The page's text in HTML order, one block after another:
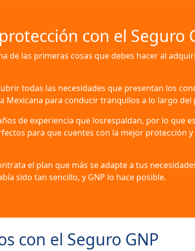
con el Seguro
de las primeras cosas que debes hacer al
todas las necesidades que presentan los
Mexicana para conducir tranquilos a lo largo del
de experiencia que losrespaldan, por lo que
para que cuentes con la mejor protección
el plan que más se adapte a tus
sido tan sencillo, y GNP lo hace posible.
con el Seguro GNP